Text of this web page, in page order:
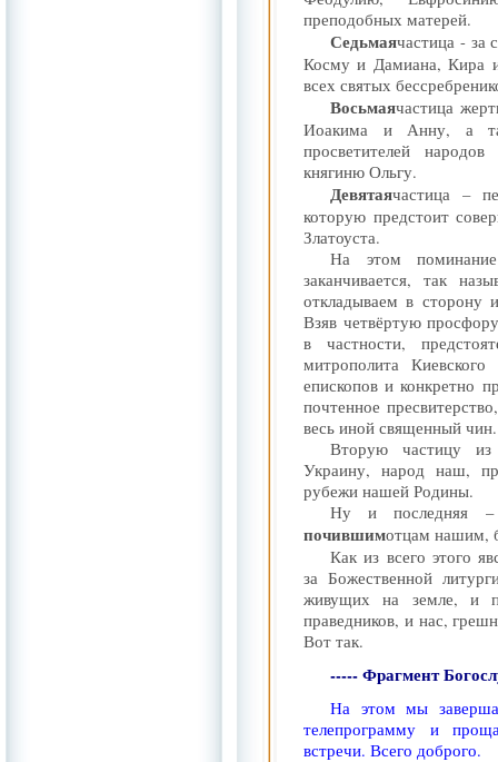
преподобных матерей.
Седьмаячастица - за
Косму и Дамиана, Кира
всех святых
Восьмаячастица
Иоакима и Анну, а
просветителей
княгиню Ольгу.
Девятаячастица –
которую предстоит
Златоуста.
На этом поминание
заканчивается, так
откладываем в сторону
Взяв четвёртую
в частности,
митрополита
епископов и конкретно
почтенное
весь иной священный чин.
Вторую частицу
Украину, народ наш,
рубежи нашей Родины.
Ну и последняя –
почившимотцам нашим,
Как из всего этого
за Божественной
живущих на земле, и
праведников, и нас,
Вот так.
----- Фрагмент
На этом мы
телепрограмму и
встречи. Всего доброго.